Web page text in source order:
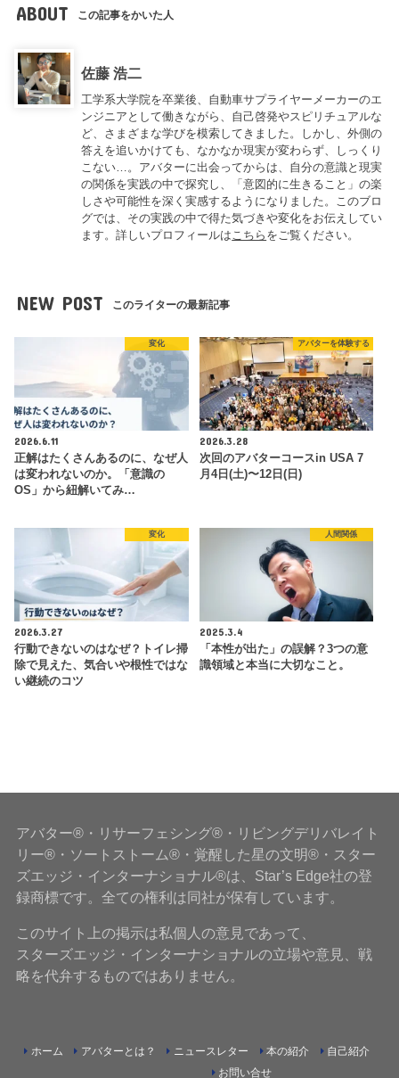
ABOUT この記事をかいた人
佐藤 浩二
工学系大学院を卒業後、自動車サプライヤーメーカーのエ
ンジニアとして働きながら、自己啓発やスピリチュアルな
ど、さまざまな学びを模索してきました。しかし、外側の
答えを追いかけても、なかなか現実が変わらず、しっくり
こない…。アバターに出会ってからは、自分の意識と現実
の関係を実践の中で探究し、「意図的に生きること」の楽
しさや可能性を深く実感するようになりました。このブロ
グでは、その実践の中で得た気づきや変化をお伝えしてい
ます。詳しいプロフィールは こちら をご覧ください。
NEW POST このライターの最新記事
変化
2026.6.11
正解はたくさんあるのに、なぜ人
は変われないのか。「意識の
OS」から紐解いてみ…
アバターを体験する
2026.3.28
次回のアバターコースin USA 7
月4日(土)〜12日(日)
変化
2026.3.27
行動できないのはなぜ？トイレ掃
除で見えた、気合いや根性ではな
い継続のコツ
人間関係
2025.3.4
「本性が出た」の誤解？3つの意
識領域と本当に大切なこと。
アバター®・リサーフェシング®・リビングデリバレイト
リー®・ソートストーム®・覚醒した星の文明®・スター
ズエッジ・インターナショナル®は、Star’s Edge社の登
録商標です。全ての権利は同社が保有しています。
このサイト上の掲示は私個人の意見であって、
スターズエッジ・インターナショナルの立場や意見、戦
略を代弁するものではありません。
ホーム アバターとは？ ニュースレター 本の紹介
自己紹介
お問い合せ